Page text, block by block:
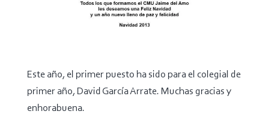
Este año, el primer puesto ha sido para el colegial de
primer año, David García Arrate. Muchas gracias y
enhorabuena.